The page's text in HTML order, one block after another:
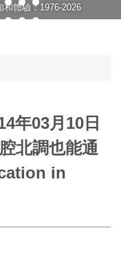
體驗：1976-2026
年03月10日
北調也能通
in